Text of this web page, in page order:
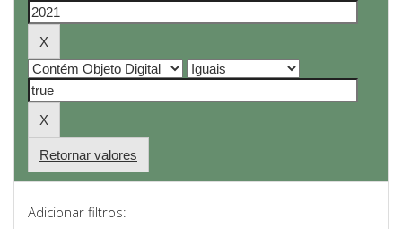
Retornar valores
Adicionar filtros: